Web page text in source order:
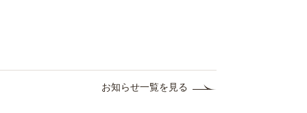
お知らせ一覧を見る